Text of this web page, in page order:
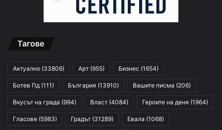
Тагове
Актуално (33806) Арт (955) Бизнес (1654)
Ботев Пд (111) България (13910) Вашите писма (206)
Вкусът на града (994) Власт (4084) Героите на деня (1964)
Гласове (5983) Градът (31289) Евала (1068)